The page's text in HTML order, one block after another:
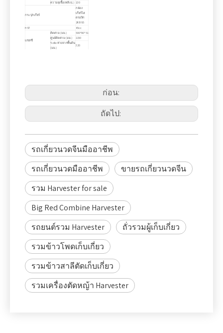
ความจุเชื้อเพลิง (L) 130
กระปุกเกียร์
กล่อง
เกียร์ไฮ
ดรอลิก
ZKB85
HST
45cc
แชสซี
ติดตาม (มม.)
500*90*51
ศูนย์ติดตาม (มม.)
1150
ระยะห่างจากพื้นดิน
(มม.)
320
นวดข้าว
แบบแรง
เหวี่ยง
ประเภทถังเมล็ดพืช
ประเภท
ถังข้าว
0.3m³
ประสิทธิภาพการทำงาน (เอเคอร์/ชม.)
0.37-0.66
พืชผล
เหลือง
ก่อน:
ถัดไป:
รถเกี่ยวนวดจีนมืออาชีพ
รถเกี่ยวนวดมืออาชีพ
ขายรถเกี่ยวนวดจีน
รวม Harvester for sale
Big Red Combine Harvester
รถยนต์รวม Harvester
ถั่วรวมผู้เก็บเกี่ยว
รวมข้าวโพดเก็บเกี่ยว
รวมข้าวสาลีตัดเก็บเกี่ยว
รวมเครื่องตัดหญ้า Harvester